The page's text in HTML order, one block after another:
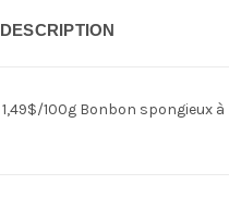
DESCRIPTION
1,49$/100g Bonbon spongieux